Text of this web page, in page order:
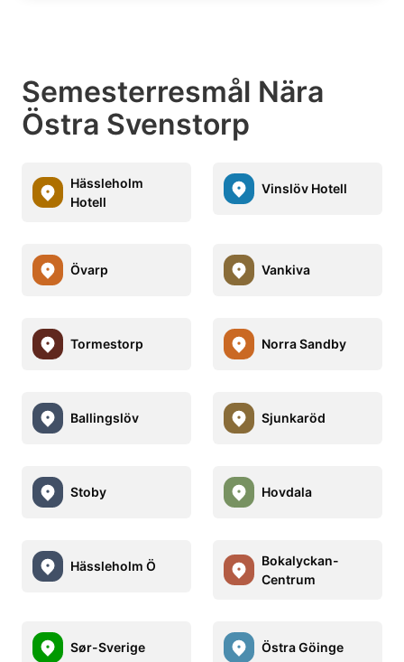
Semesterresmål Nära
Östra Svenstorp
Hässleholm
Hotell
Vinslöv Hotell
Övarp Vankiva
Tormestorp Norra Sandby
Ballingslöv Sjunkaröd
Stoby Hovdala
Hässleholm Ö
Bokalyckan-
Centrum
Sør-Sverige Östra Göinge